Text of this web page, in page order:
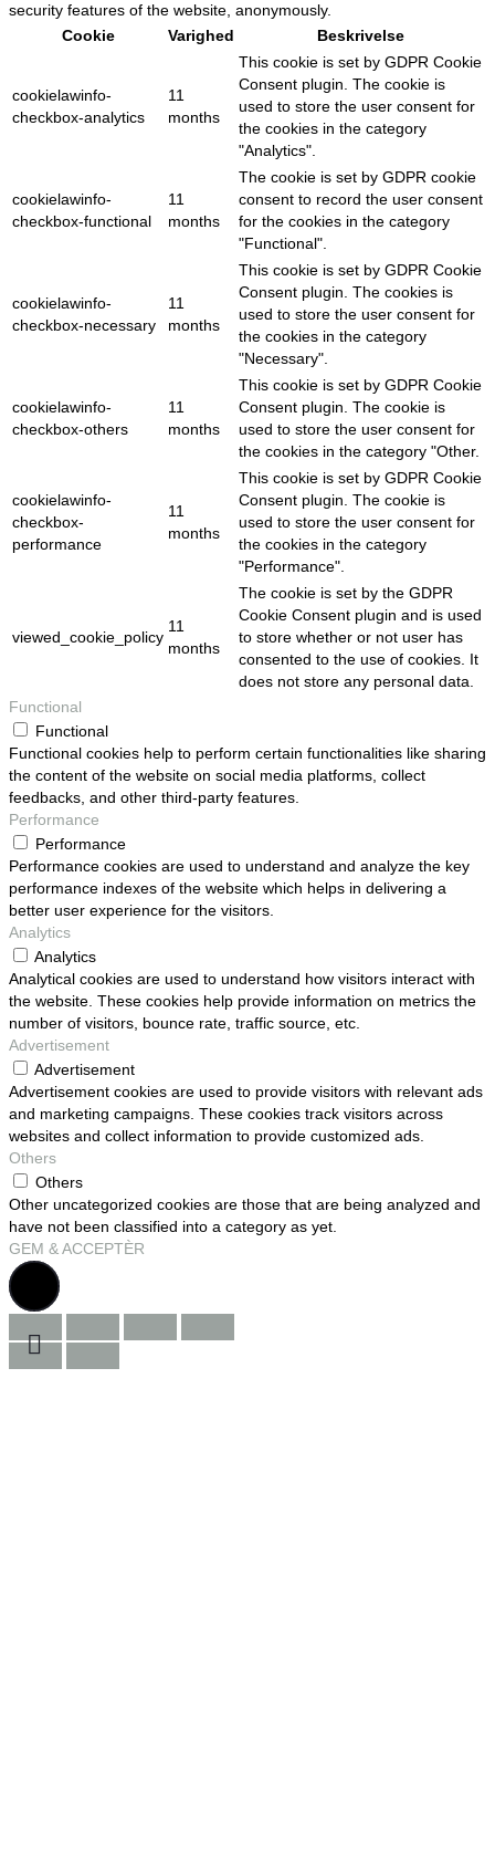
security features of the website, anonymously.
Cookie
Varighed Beskrivelse
cookielawinfo-
checkbox-analytics
11
months
This cookie is set by GDPR Cookie
Consent plugin. The cookie is
used to store the user consent for
the cookies in the category
"Analytics".
cookielawinfo-
checkbox-functional
11
months
The cookie is set by GDPR cookie
consent to record the user consent
for the cookies in the category
"Functional".
cookielawinfo-
checkbox-necessary
11
months
This cookie is set by GDPR Cookie
Consent plugin. The cookies is
used to store the user consent for
the cookies in the category
"Necessary".
cookielawinfo-
checkbox-others
11
months
This cookie is set by GDPR Cookie
Consent plugin. The cookie is
used to store the user consent for
the cookies in the category "Other.
cookielawinfo-
checkbox-
performance
11
months
This cookie is set by GDPR Cookie
Consent plugin. The cookie is
used to store the user consent for
the cookies in the category
"Performance".
viewed_cookie_policy
11
months
The cookie is set by the GDPR
Cookie Consent plugin and is used
to store whether or not user has
consented to the use of cookies. It
does not store any personal data.
Functional
Functional
Functional cookies help to perform certain functionalities like sharing
the content of the website on social media platforms, collect
feedbacks, and other third-party features.
Performance
Performance
Performance cookies are used to understand and analyze the key
performance indexes of the website which helps in delivering a
better user experience for the visitors.
Analytics
Analytics
Analytical cookies are used to understand how visitors interact with
the website. These cookies help provide information on metrics the
number of visitors, bounce rate, traffic source, etc.
Advertisement
Advertisement
Advertisement cookies are used to provide visitors with relevant ads
and marketing campaigns. These cookies track visitors across
websites and collect information to provide customized ads.
Others
Others
Other uncategorized cookies are those that are being analyzed and
have not been classified into a category as yet.
GEM & ACCEPTÈR